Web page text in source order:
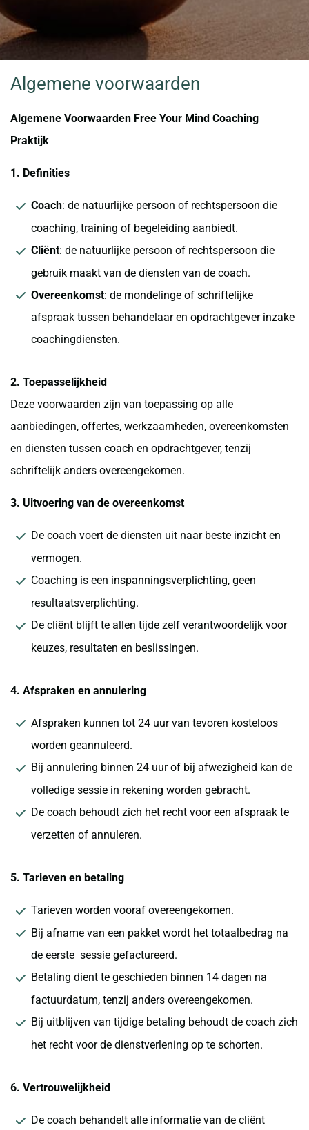
Algemene voorwaarden
Algemene Voorwaarden Free Your Mind Coaching
Praktijk
1. Definities
Coach: de natuurlijke persoon of rechtspersoon die
coaching, training of begeleiding aanbiedt.
Cliënt: de natuurlijke persoon of rechtspersoon die
gebruik maakt van de diensten van de coach.
Overeenkomst: de mondelinge of schriftelijke
afspraak tussen behandelaar en opdrachtgever inzake
coachingdiensten.
2. Toepasselijkheid
Deze voorwaarden zijn van toepassing op alle
aanbiedingen, offertes, werkzaamheden, overeenkomsten
en diensten tussen coach en opdrachtgever, tenzij
schriftelijk anders overeengekomen.
3. Uitvoering van de overeenkomst
De coach voert de diensten uit naar beste inzicht en
vermogen.
Coaching is een inspanningsverplichting, geen
resultaatsverplichting.
De cliënt blijft te allen tijde zelf verantwoordelijk voor
keuzes, resultaten en beslissingen.
4. Afspraken en annulering
Afspraken kunnen tot 24 uur van tevoren kosteloos
worden geannuleerd.
Bij annulering binnen 24 uur of bij afwezigheid kan de
volledige sessie in rekening worden gebracht.
De coach behoudt zich het recht voor een afspraak te
verzetten of annuleren.
5. Tarieven en betaling
Tarieven worden vooraf overeengekomen.
Bij afname van een pakket wordt het totaalbedrag na
de eerste sessie gefactureerd.
Betaling dient te geschieden binnen 14 dagen na
factuurdatum, tenzij anders overeengekomen.
Bij uitblijven van tijdige betaling behoudt de coach zich
het recht voor de dienstverlening op te schorten.
6. Vertrouwelijkheid
De coach behandelt alle informatie van de cliënt